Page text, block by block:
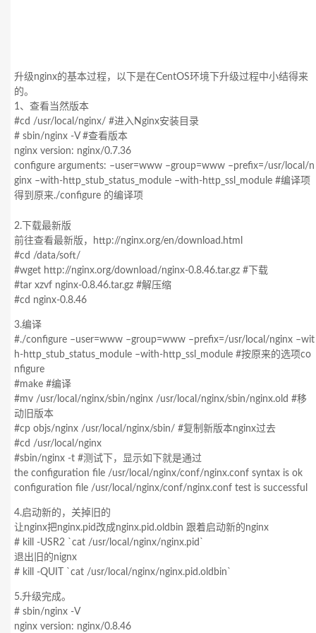
升级nginx的基本过程，以下是在CentOS环境下升级过程中小结得来
的。
1、查看当然版本
#cd /usr/local/nginx/ #进入Nginx安装目录
# sbin/nginx -V #查看版本
nginx version: nginx/0.7.36
configure arguments: –user=www –group=www –prefix=/usr/local/n
ginx –with-http_stub_status_module –with-http_ssl_module #编译项
得到原来./configure 的编译项
2.下载最新版
前往查看最新版，http://nginx.org/en/download.html
#cd /data/soft/
#wget http://nginx.org/download/nginx-0.8.46.tar.gz #下载
#tar xzvf nginx-0.8.46.tar.gz #解压缩
#cd nginx-0.8.46
3.编译
#./configure –user=www –group=www –prefix=/usr/local/nginx –wit
h-http_stub_status_module –with-http_ssl_module #按原来的选项co
nfigure
#make #编译
#mv /usr/local/nginx/sbin/nginx /usr/local/nginx/sbin/nginx.old #移
动旧版本
#cp objs/nginx /usr/local/nginx/sbin/ #复制新版本nginx过去
#cd /usr/local/nginx
#sbin/nginx -t #测试下，显示如下就是通过
the configuration file /usr/local/nginx/conf/nginx.conf syntax is ok
configuration file /usr/local/nginx/conf/nginx.conf test is successful
4.启动新的，关掉旧的
让nginx把nginx.pid改成nginx.pid.oldbin 跟着启动新的nginx
# kill -USR2 `cat /usr/local/nginx/nginx.pid`
退出旧的nignx
# kill -QUIT `cat /usr/local/nginx/nginx.pid.oldbin`
5.升级完成。
# sbin/nginx -V
nginx version: nginx/0.8.46